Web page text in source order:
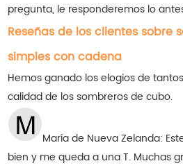
pregunta, le responderemos lo
Reseñas de los clientes sobre
simples con cadena
Hemos ganado los elogios de
calidad de los sombreros de cubo.
María de Nueva Zelanda:
bien y me queda a una T. Muchas